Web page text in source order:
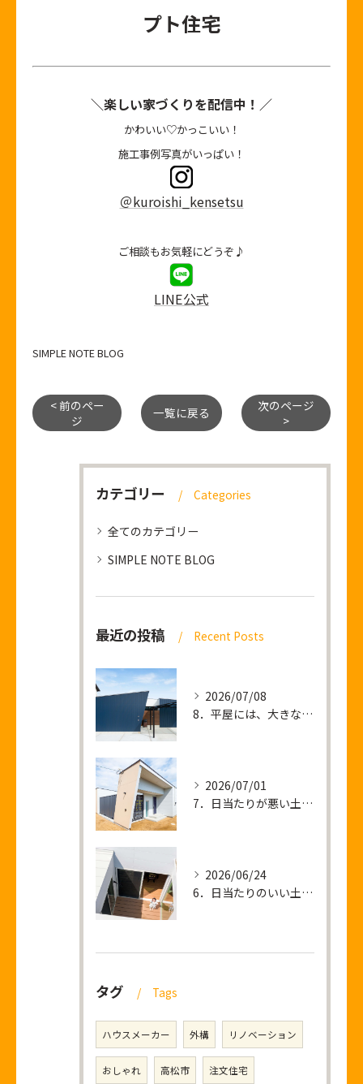
プト住宅
＼楽しい家づくりを配信中！／
かわいい♡かっこいい！
施工事例写真がいっぱい！
＠kuroishi_kensetsu
ご相談もお気軽にどうぞ♪
LINE公式
SIMPLE NOTE BLOG
< 前のペー
ジ
一覧に戻る
次のページ
>
カテゴリー Categories
全てのカテゴリー
SIMPLE NOTE BLOG
最近の投稿 Recent Posts
2026/07/08
8．平屋には、大きな土地が必要なのか？
2026/07/01
7．日当たりが悪い土地 ＝ 暗い家が建つ？
2026/06/24
6．日当たりのいい土地を買って後悔すること
タグ Tags
ハウスメーカー 外構 リノベーション
おしゃれ 高松市 注文住宅